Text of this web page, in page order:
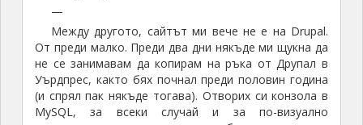
—
Между другото, сайтът ми вече не е на Drupal.
От преди малко. Преди два дни някъде ми щукна да
не се занимавам да копирам на ръка от Друпал в
Уърдпрес, както бях почнал преди половин година
(и спрял пак някъде тогава). Отворих си конзола в
MySQL, за всеки случай и за по-визуално